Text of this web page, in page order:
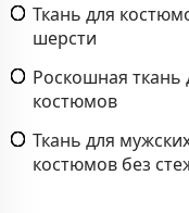
Ткань для
шерсти
Роскошная ткань
костюмов
Ткань для
костюмов без